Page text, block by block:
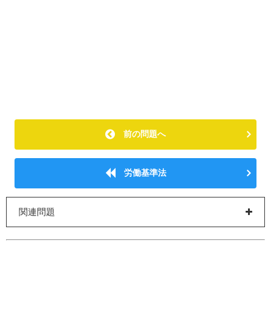
前の問題へ
労働基準法
関連問題